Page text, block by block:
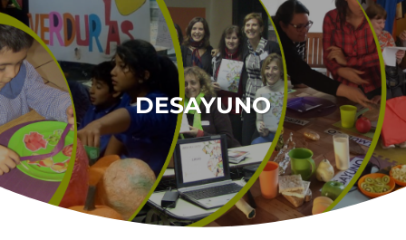
DESAYUNO